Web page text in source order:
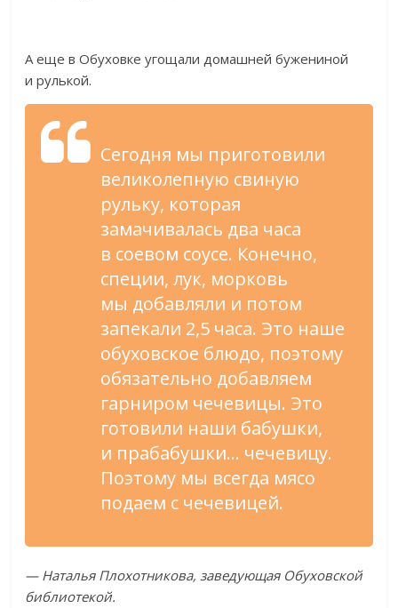
А еще в Обуховке угощали домашней бужениной
и рулькой.
Сегодня мы приготовили
великолепную свиную
рульку, которая
замачивалась два часа
в соевом соусе. Конечно,
специи, лук, морковь
мы добавляли и потом
запекали 2,5 часа. Это наше
обуховское блюдо, поэтому
обязательно добавляем
гарниром чечевицы. Это
готовили наши бабушки,
и прабабушки… чечевицу.
Поэтому мы всегда мясо
подаем с чечевицей.
— Наталья Плохотникова, заведующая Обуховской
библиотекой.